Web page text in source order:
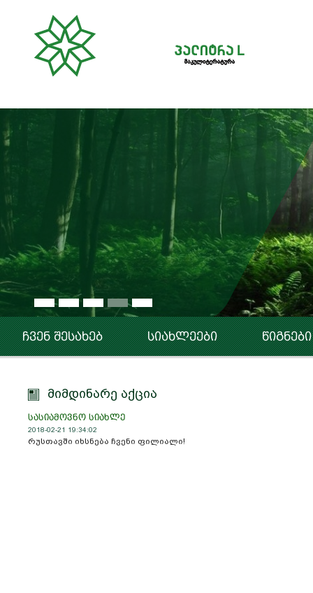
ჩვენ შესახებ სიახლეები წიგნები
მიმდინარე აქცია
სასიამოვნო სიახლე
2018-02-21 19:34:02
რუსთავში იხსნება ჩვენი ფილიალი!